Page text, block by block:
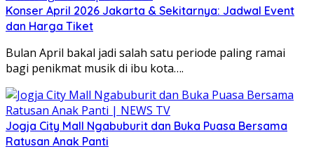
Konser April 2026 Jakarta & Sekitarnya: Jadwal Event
dan Harga Tiket
Bulan April bakal jadi salah satu periode paling ramai
bagi penikmat musik di ibu kota….
Jogja City Mall Ngabuburit dan Buka Puasa Bersama
Ratusan Anak Panti